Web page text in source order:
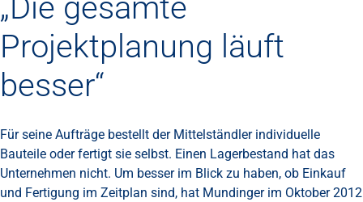
„Die gesamte
Projektplanung läuft
besser“
Für seine Aufträge bestellt der Mittelständler individuelle
Bauteile oder fertigt sie selbst. Einen Lagerbestand hat das
Unternehmen nicht. Um besser im Blick zu haben, ob Einkauf
und Fertigung im Zeitplan sind, hat Mundinger im Oktober 2012